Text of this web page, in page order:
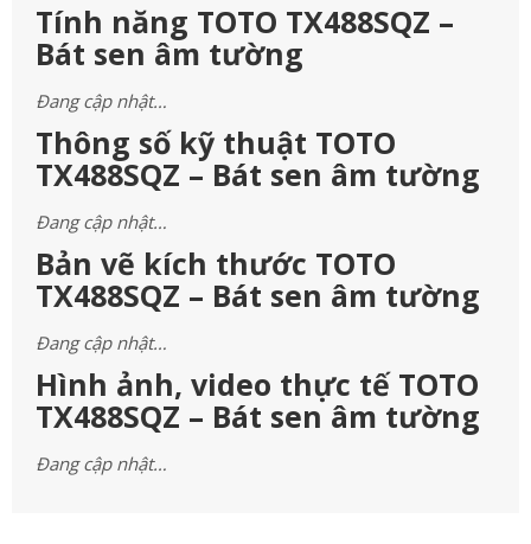
Tính năng TOTO TX488SQZ –
Bát sen âm tường
Đang cập nhật…
Thông số kỹ thuật TOTO
TX488SQZ – Bát sen âm tường
Đang cập nhật…
Bản vẽ kích thước TOTO
TX488SQZ – Bát sen âm tường
Đang cập nhật…
Hình ảnh, video thực tế TOTO
TX488SQZ – Bát sen âm tường
Đang cập nhật…